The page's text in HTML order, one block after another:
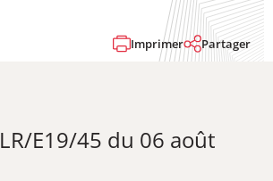
Imprimer Partager
E19/45 du 06 août